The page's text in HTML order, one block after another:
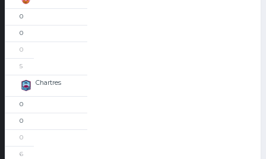
0
0
0
5
Chartres
0
0
0
6